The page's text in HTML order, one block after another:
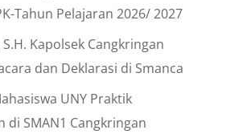
Tahun Pelajaran 2026/ 2027
Kapolsek Cangkringan
dan Deklarasi di Smanca
UNY Praktik
di SMAN1 Cangkringan